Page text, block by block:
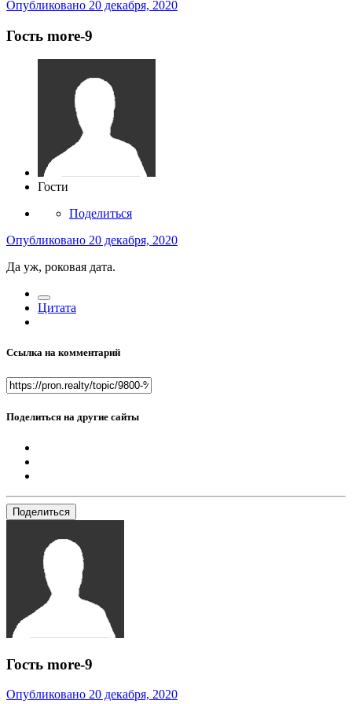
Опубликовано 20 декабря, 2020
Гость more-9
Гости
Поделиться
Опубликовано 20 декабря, 2020
Да уж, роковая дата.
Цитата
Ссылка на комментарий
Поделиться на другие сайты
Поделиться
Гость more-9
Опубликовано 20 декабря, 2020